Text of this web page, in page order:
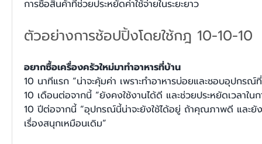
การซื้อสินค้าที่ช่วยประหยัดค่าใช้จ่ายในระยะยาว
ตัวอย่างการช้อปปิ้งโดยใช้กฎ 10-10-
อยากซื้อเครื่องครัวใหม่มาทำอาหารที่บ้าน
10 นาทีแรก “น่าจะคุ้มค่า เพราะทำอาหารบ่อยและชอบอุปกรณ์
10 เดือนต่อจากนี้ “ยังคงใช้งานได้ดี และช่วยประหยัดเวลาในก
10 ปีต่อจากนี้ “อุปกรณ์นี้น่าจะยังใช้ได้อยู่ ถ้าคุณภาพดี และยัง
เรื่องสนุกเหมือนเดิม”